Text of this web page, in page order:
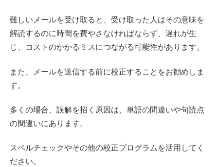
難しいメールを受け取ると、受け取った人はその意味を
解読するのに時間を費やさなければならず、遅れが生
じ、コストのかかるミスにつながる可能性があります。
また、メールを送信する前に校正することをお勧めしま
す。
多くの場合、誤解を招く原因は、単語の間違いや句読点
の間違いにあります。
スペルチェックやその他の校正プログラムを活用してく
ださい。